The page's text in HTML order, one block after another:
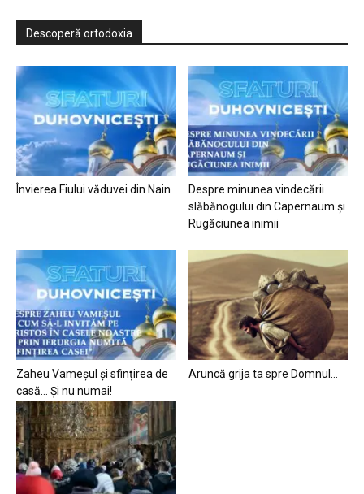
Descoperă ortodoxia
Învierea Fiului văduvei din Nain
Despre minunea vindecării
slăbănogului din Capernaum și
Rugăciunea inimii
Zaheu Vameșul și sfințirea de
casă… Și nu numai!
Aruncă grija ta spre Domnul…